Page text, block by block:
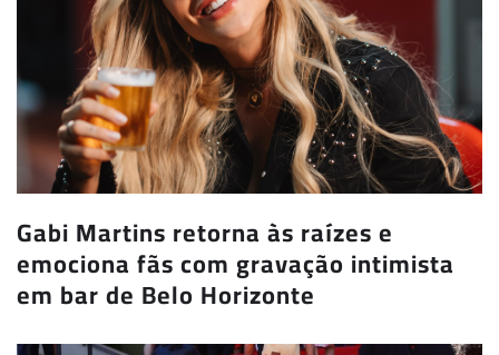
Gabi Martins retorna às raízes e
emociona fãs com gravação intimista
em bar de Belo Horizonte